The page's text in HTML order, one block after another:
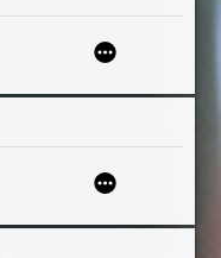
terapii przez sztukę
metodyczne z
: podręcznik z